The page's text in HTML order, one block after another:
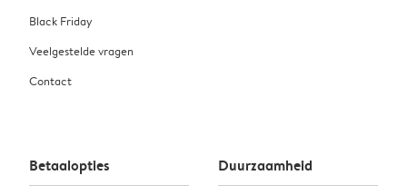
Black Friday
Veelgestelde vragen
Contact
Betaalopties Duurzaamheid